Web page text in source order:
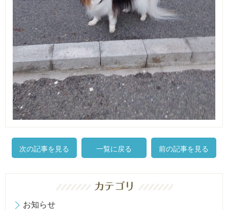
次の記事を見る 一覧に戻る 前の記事を見る
お知らせ